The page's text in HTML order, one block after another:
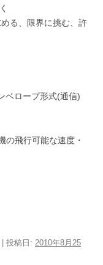
る、限界に挑む、許
ベロープ形式(通信)
の飛行可能な速度・
| 投稿日: 2010年8月25